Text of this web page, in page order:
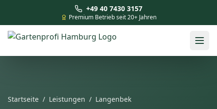
+49 40 7430 3157
Premium Betrieb seit 20+ Jahren
Startseite / Leistungen / Langenbek